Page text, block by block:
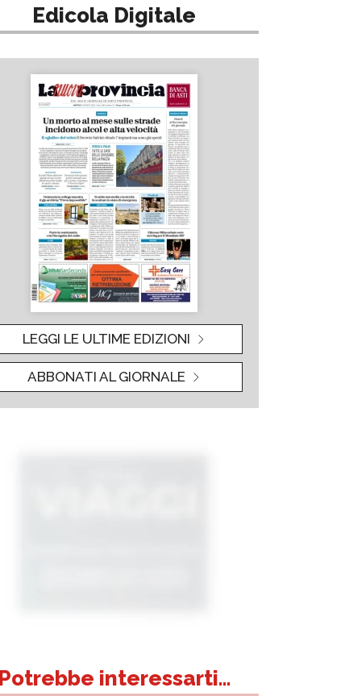
Edicola Digitale
LEGGI LE ULTIME EDIZIONI
ABBONATI AL GIORNALE
Potrebbe interessarti...